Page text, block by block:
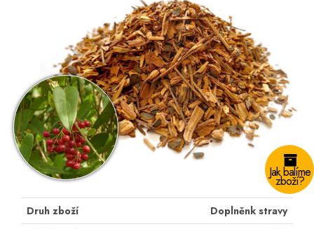
Jak balíme
zboží?
Druh zboží
Doplněnk stravy